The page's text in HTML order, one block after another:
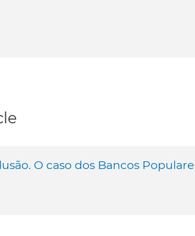
O caso dos Bancos